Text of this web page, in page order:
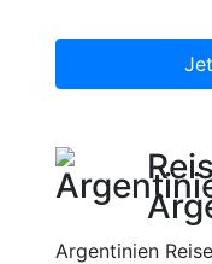
Argentinien